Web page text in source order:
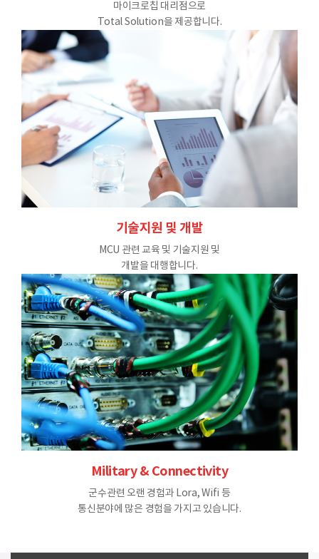
마이크로칩 대리점으로
Total Solution을 제공합니다.
기술지원 및 개발
MCU 관련 교육 및 기술지원 및
개발을 대행합니다.
Military & Connectivity
군수관련 오랜 경험과 Lora, Wifi 등
통신분야에 많은 경험을 가지고 있습니다.